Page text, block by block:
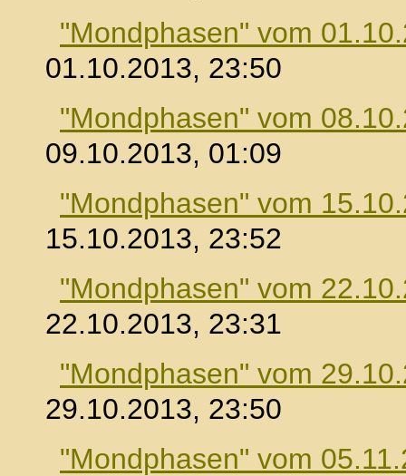
"Mondphasen" vom
01.10.2013, 23:50
"Mondphasen" vom
09.10.2013, 01:09
"Mondphasen" vom
15.10.2013, 23:52
"Mondphasen" vom
22.10.2013, 23:31
"Mondphasen" vom
29.10.2013, 23:50
"Mondphasen" vom